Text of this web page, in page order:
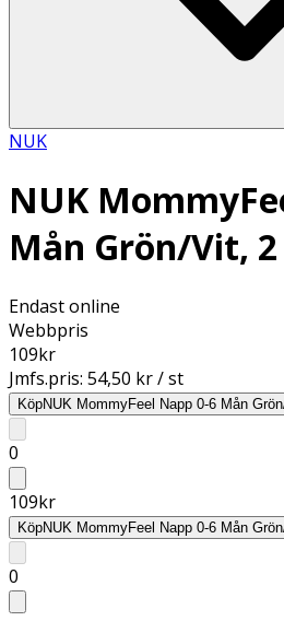
NUK
NUK
Mån Grön/Vit,
Endast online
Webbpris
109kr
Jmfs.pris: 54,50 kr / st
KöpNUK MommyFeel Napp 0-6 Mån
0
109kr
KöpNUK MommyFeel Napp 0-6 Mån
0